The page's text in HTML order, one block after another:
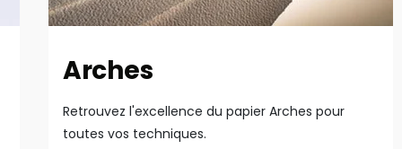
Arches
Retrouvez l'excellence du papier Arches pour
toutes vos techniques.